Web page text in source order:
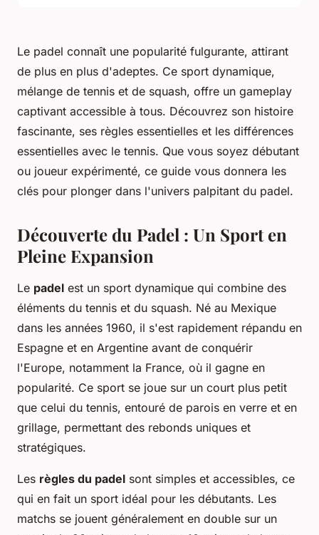
Le padel connaît une popularité fulgurante, attirant
de plus en plus d'adeptes. Ce sport dynamique,
mélange de tennis et de squash, offre un gameplay
captivant accessible à tous. Découvrez son histoire
fascinante, ses règles essentielles et les différences
essentielles avec le tennis. Que vous soyez débutant
ou joueur expérimenté, ce guide vous donnera les
clés pour plonger dans l'univers palpitant du padel.
Découverte du Padel : Un Sport en
Pleine Expansion
Le padel est un sport dynamique qui combine des
éléments du tennis et du squash. Né au Mexique
dans les années 1960, il s'est rapidement répandu en
Espagne et en Argentine avant de conquérir
l'Europe, notamment la France, où il gagne en
popularité. Ce sport se joue sur un court plus petit
que celui du tennis, entouré de parois en verre et en
grillage, permettant des rebonds uniques et
stratégiques.
Les règles du padel sont simples et accessibles, ce
qui en fait un sport idéal pour les débutants. Les
matchs se jouent généralement en double sur un